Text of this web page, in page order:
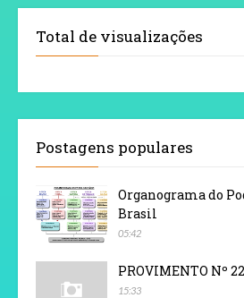
Total de visualizações
Postagens populares
Organograma do
Brasil
05:42
PROVIMENTO Nº
15:33